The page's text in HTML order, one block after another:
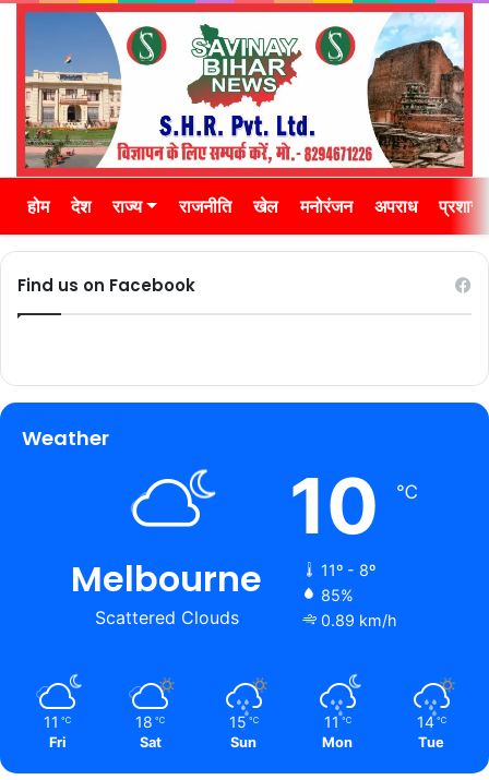
होम देश राज्य राजनीति खेल मनोरंजन अपराध
Find us on Facebook
Weather
Melbourne
Scattered Clouds
10 ℃
11º - 8º
85%
0.89 km/h
11 ℃
Fri
18 ℃
Sat
15 ℃
Sun
11 ℃
Mon
14 ℃
Tue